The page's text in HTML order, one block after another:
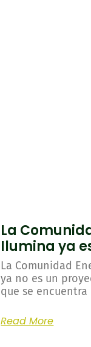
La
Ilumina ya
La Comunidad
ya no es un
que se encuentra
Read More